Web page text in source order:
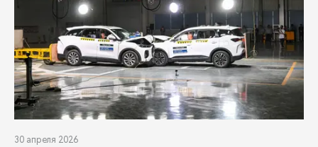
30 апреля 2026